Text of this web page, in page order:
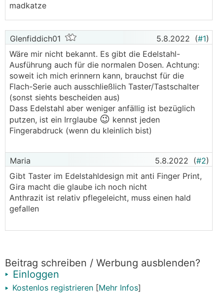
madkatze
Glenfiddich01 5.8.2022 (#1)
Wäre mir nicht bekannt. Es gibt die Edelstahl-
Ausführung auch für die normalen Dosen. Achtung:
soweit ich mich erinnern kann, brauchst für die
Flach-Serie auch ausschließlich Taster/Tastschalter
(sonst siehts bescheiden aus)
Dass Edelstahl aber weniger anfällig ist bezüglich
putzen, ist ein Irrglaube 😉 kennst jeden
Fingerabdruck (wenn du kleinlich bist)
Maria 5.8.2022 (#2)
Gibt Taster im Edelstahldesign mit anti Finger Print,
Gira macht die glaube ich noch nicht
Anthrazit ist relativ pflegeleicht, muss einen hald
gefallen
Beitrag schreiben / Werbung ausblenden?
Einloggen
Kostenlos registrieren [Mehr Infos]